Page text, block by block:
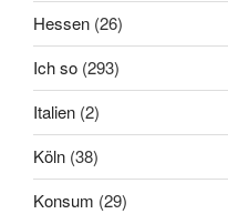
Hessen (26)
Ich so (293)
Italien (2)
Köln (38)
Konsum (29)